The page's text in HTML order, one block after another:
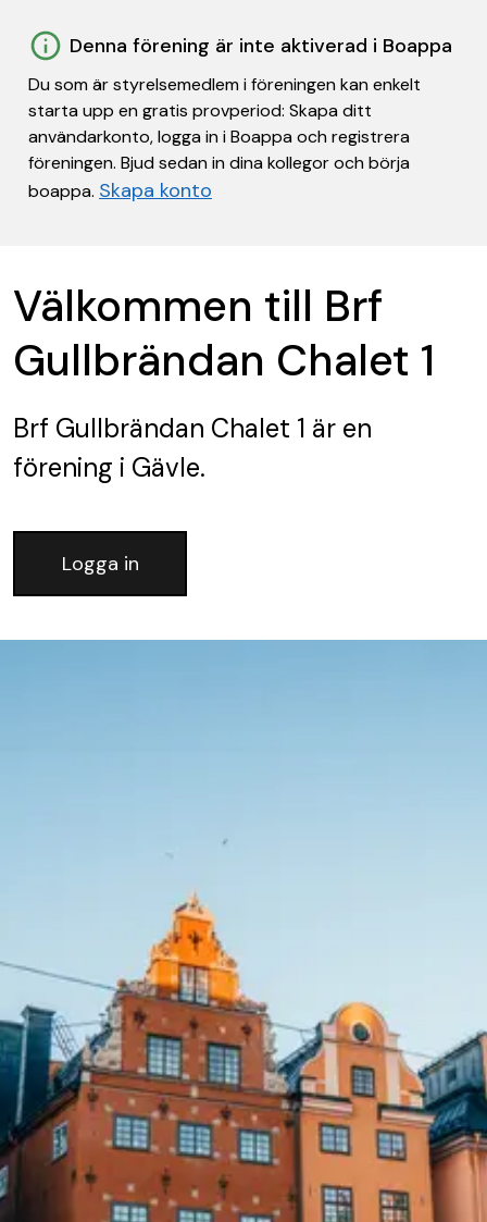
Denna förening är inte aktiverad i Boappa
Du som är styrelsemedlem i föreningen kan enkelt
starta upp en gratis provperiod: Skapa ditt
användarkonto, logga in i Boappa och registrera
föreningen. Bjud sedan in dina kollegor och börja
boappa. Skapa konto
Välkommen till Brf
Gullbrändan Chalet 1
Brf Gullbrändan Chalet 1 är en
förening i Gävle.
Logga in